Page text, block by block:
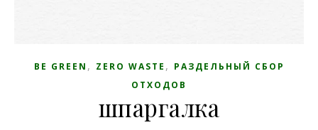
BE GREEN , ZERO WASTE , РАЗДЕЛЬНЫЙ СБОР
ОТХОДОВ
шпаргалка